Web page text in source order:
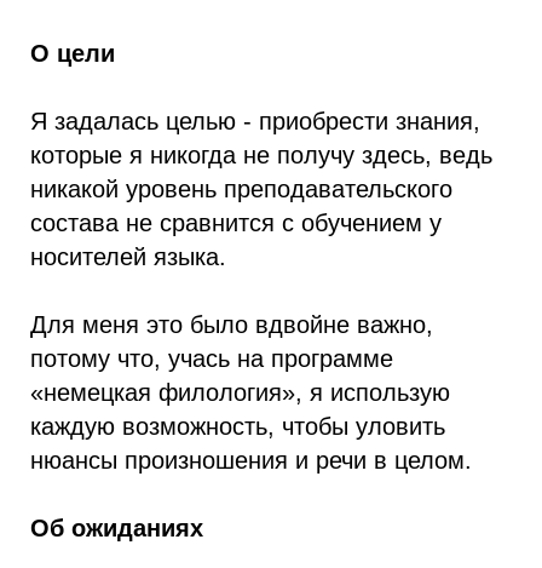
О цели
Я задалась целью - приобрести знания,
которые я никогда не получу здесь, ведь
никакой уровень преподавательского
состава не сравнится с обучением у
носителей языка.
Для меня это было вдвойне важно,
потому что, учась на программе
«немецкая филология», я использую
каждую возможность, чтобы уловить
нюансы произношения и речи в целом.
Об ожиданиях